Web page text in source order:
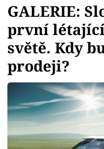
Témata
Showbyznys
Youtubeři
Virály
Sex a vztahy
GALERIE:
první
světě. Kdy
prodeji?